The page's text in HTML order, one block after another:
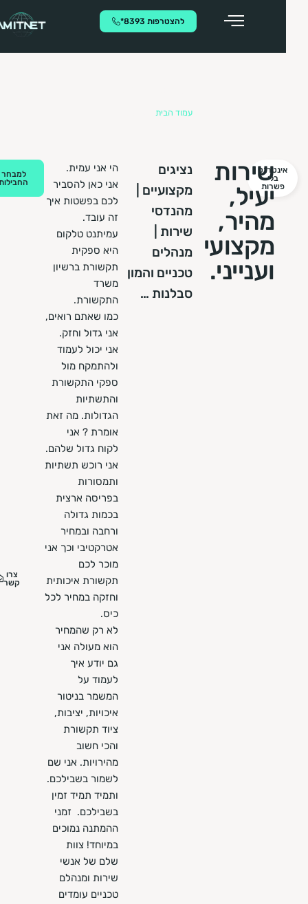
להצטרפות 8393*
עמוד הבית»אינטרנט
פשרותשירות
יעיל,
מהיר,
מקצועי
וענייני.
נציגים
מקצועיים |
מהנדסי
שירות |
מנהלים
טכניים והמון
סבלנות …
הי אני עמית.
אני כאן להסביר
לכם בפשטות איך
זה עובד.
עמיתנט טלקום
היא ספקית
תקשורת ברשיון
משרד
התקשורת.
כמו שאתם רואים,
אני גדול וחזק.
אני יכול לעמוד
ולהתמקח מול
ספקי התקשורת
והתשתיות
הגדולות. מה זאת
אומרת ? אני
לקוח גדול שלהם.
אני רוכש תשתיות
ותמסורות
בפריסה ארצית
בכמות גדולה
ורחבה ובמחיר
אטרקטיבי וכך אני
מוכר לכם
תקשורת איכותית
וחזקה במחיר לכל
לא רק שהמחיר
הוא מעולה אני
גם יודע איך
לעמוד על
המשמר בניטור
איכויות, יציבות,
ציוד תקשורת
והכי חשוב
מהירויות. אני שם
לשמור בשבילכם.
ותמיד תמיד זמין
בשבילכם. זמני
ההמתנה נמוכים
במיוחד! צוות
שלם של אנשי
שירות ומנהלם
טכניים עומדים
למבחר
החבילות